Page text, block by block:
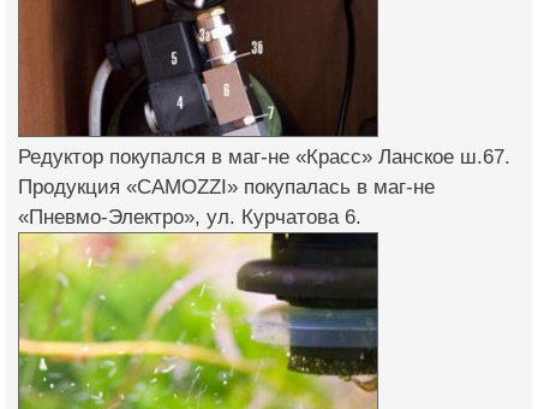
Редуктор покупался в маг-не «Красс» Ланское ш.67.
Продукция «CAMOZZI» покупалась в маг-не
«Пневмо-Электро», ул. Курчатова 6.